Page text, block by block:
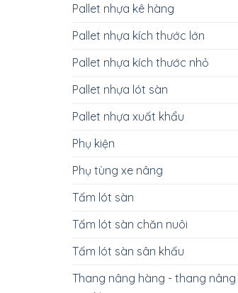
Pallet nhựa kê hàng
Pallet nhựa kích thước lớn
Pallet nhựa kích thước nhỏ
Pallet nhựa lót sàn
Pallet nhựa xuất khẩu
Phụ kiện
Phụ tùng xe nâng
Tấm lót sàn
Tấm lót sàn chăn nuôi
Tấm lót sàn sân khấu
Thang nâng hàng - thang nâng